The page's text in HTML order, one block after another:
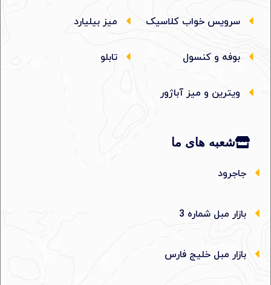
سرویس خواب کلاسیک
بوفه و کنسول
ویترین و میز آباژور
میز بیلیارد
تابلو
شعبه های ما
جاجرود
بازار مبل شماره 3
بازار مبل خلیج فارس